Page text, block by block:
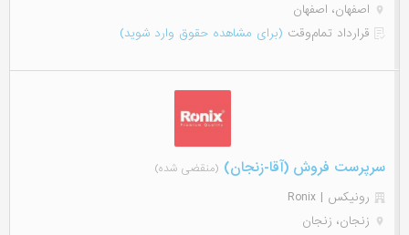
اصفهان، اصفهان
قرارداد تمام‌وقت (برای مشاهده حقوق وارد شوید)
سرپرست فروش (آقا-زنجان) (منقضی شده)
رونیکس | Ronix
زنجان، زنجان